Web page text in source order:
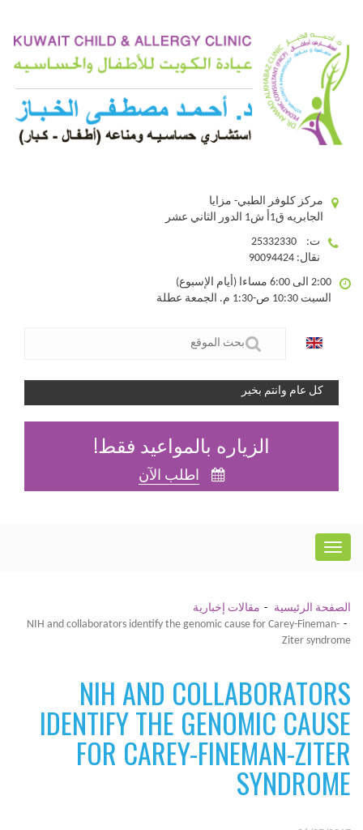
مركز كلوفر الطبي- مزايا
الجابريه ق1أ ش1 الدور الثاني عشر
ت: 25332330
نقال: 90094424
2:00 الى 6:00 مساءا (أيام الإسبوع)
السبت 10:30 ص-1:30 م. الجمعة عطلة
كل عام وانتم بخير
الزياره بالمواعيد فقط!
اطلب الآن
الصفحة الرئيسية
مقالات إخبارية
NIH and collaborators identify the genomic cause for Carey-Fineman-
Ziter syndrome
NIH AND COLLABORATORS
IDENTIFY THE GENOMIC CAUSE
FOR CAREY-FINEMAN-ZITER
SYNDROME